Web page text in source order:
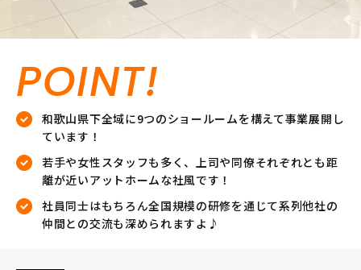
POINT!
和歌山県下全域に9つのショールームを構えて事業展開し
ています！
若手や女性スタッフも多く、上司や同僚それぞれとも距
離が近いアットホームな社風です！
社員同士はもちろん全国規模の研修を通じて系列他社の
仲間との交流も深められますよ♪